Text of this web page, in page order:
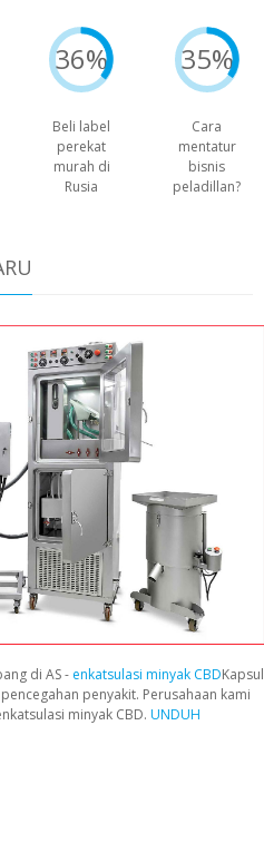
36%
Beli label
perekat
murah di
Rusia
35%
Cara
mentatur
bisnis
peladillan?
di AS - enkatsulasi minyak CBDKapsul
penyakit. Perusahaan kami
minyak CBD. UNDUH